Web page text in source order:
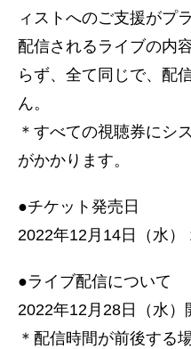
ィストへのご支援がプ
配信されるライブの内
らず、全て同じで、配
ん。
＊すべての視聴券にシ
がかかります。
●チケット発売日
2022年12月14日（水）
●ライブ配信について
2022年12月28日（水）
＊配信時間が前後する